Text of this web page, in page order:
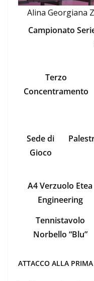
Alina Georgiana
Campionato
Terzo
Concentramento
Sede di
Gioco
A4 Verzuolo Etea
Engineering
Tennistavolo
Norbello “Blu”
ATTACCO ALLA